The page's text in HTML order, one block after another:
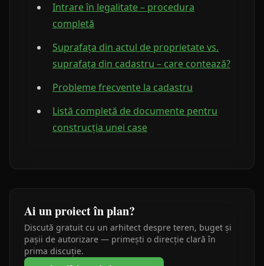
Intrare în legalitate – procedura
completă
Suprafața din actul de proprietate vs.
suprafața din cadastru – care contează?
Probleme frecvente la cadastru
Listă completă de documente pentru
construcția unei case
Ai un proiect în plan?
Discută gratuit cu un arhitect despre teren, buget și
pașii de autorizare — primești o direcție clară în
prima discuție.